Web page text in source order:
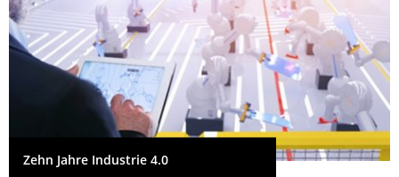
Zehn Jahre Industrie 4.0